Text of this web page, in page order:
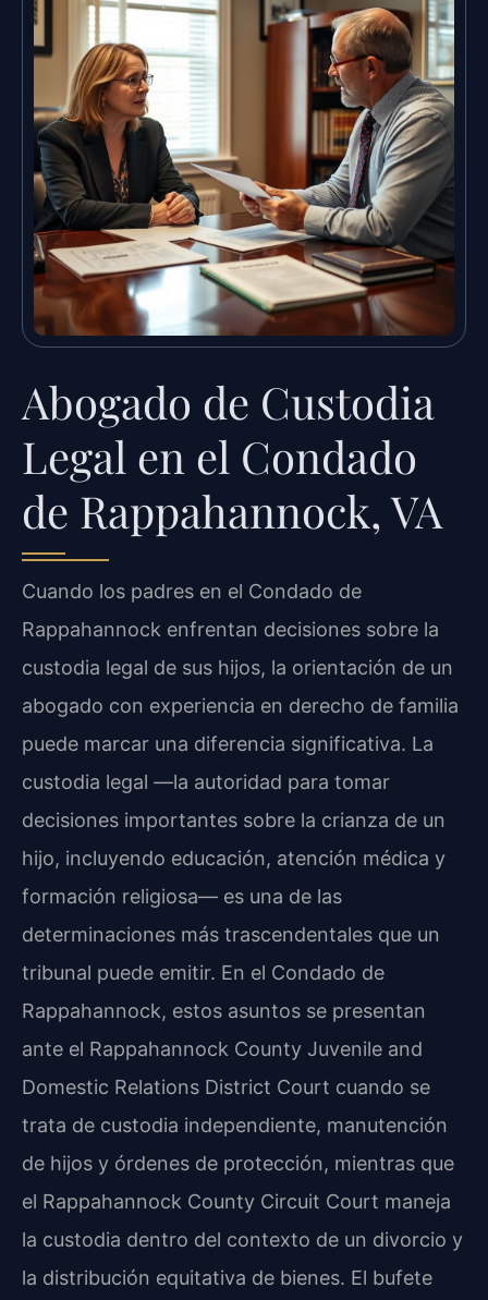
Abogado de Custodia
Legal en el Condado
de Rappahannock, VA
Cuando los padres en el Condado de
Rappahannock enfrentan decisiones sobre la
custodia legal de sus hijos, la orientación de un
abogado con experiencia en derecho de familia
puede marcar una diferencia significativa. La
custodia legal —la autoridad para tomar
decisiones importantes sobre la crianza de un
hijo, incluyendo educación, atención médica y
formación religiosa— es una de las
determinaciones más trascendentales que un
tribunal puede emitir. En el Condado de
Rappahannock, estos asuntos se presentan
ante el Rappahannock County Juvenile and
Domestic Relations District Court cuando se
trata de custodia independiente, manutención
de hijos y órdenes de protección, mientras que
el Rappahannock County Circuit Court maneja
la custodia dentro del contexto de un divorcio y
la distribución equitativa de bienes. El bufete